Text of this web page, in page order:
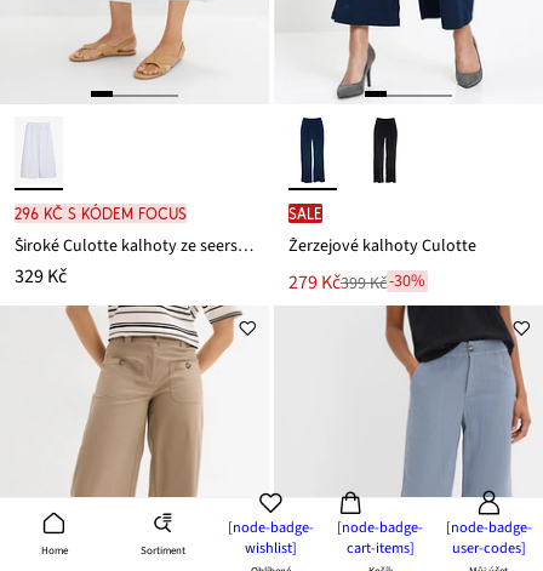
Home Sortiment
[node-badge-
wishlist]
[node-badge-
cart-items]
[node-badge-
user-codes]
296 Kč s kódem FOCUS
Široké Culotte kalhoty ze seersuckeru
329 Kč
SALE
Žerzejové kalhoty Culotte
Nová
279 Kč
Zlevněno399 Kč-30%